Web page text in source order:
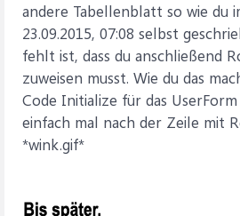
andere Tabellenblatt so wie du
23.09.2015, 07:08 selbst
fehlt ist, dass du anschließend
zuweisen musst. Wie du das
Code Initialize für das
einfach mal nach der Zeile mit
*wink.gif*